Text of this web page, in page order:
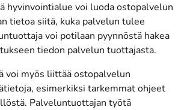
hyvinvointialue voi luoda ostopalvelun
tietoa siitä, kuka palvelun tulee
voi potilaan pyynnöstä hakea
tiedon palvelun tuottajasta.
voi myös liittää ostopalvelun
esimerkiksi tarkemmat ohjeet
Palveluntuottajan työtä